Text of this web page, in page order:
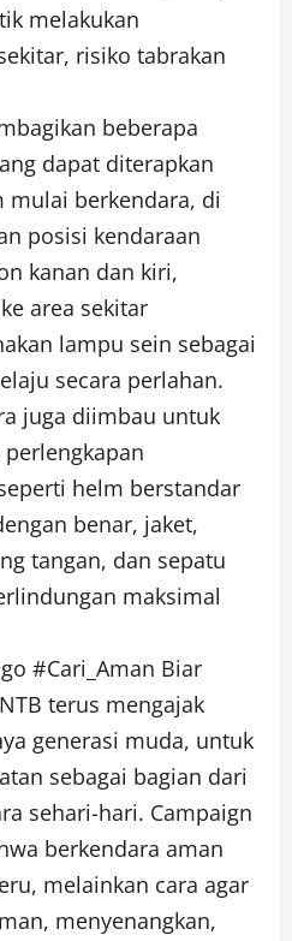
melakukan
risiko tabrakan
beberapa
dapat diterapkan
mulai berkendara, di
posisi kendaraan
kanan dan kiri,
area sekitar
lampu sein sebagai
secara perlahan.
juga diimbau untuk
helm berstandar
benar, jaket,
tangan, dan sepatu
maksimal
#Cari_Aman Biar
terus mengajak
generasi muda, untuk
sebagai bagian dari
sehari-hari. Campaign
berkendara aman
melainkan cara agar
menyenangkan,